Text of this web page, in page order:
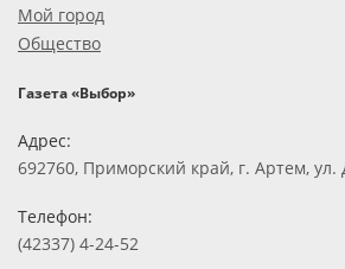
Мой город
Общество
Газета «Выбор»
Адрес:
692760, Приморский край, г. Артем, ул.
Телефон:
(42337) 4-24-52